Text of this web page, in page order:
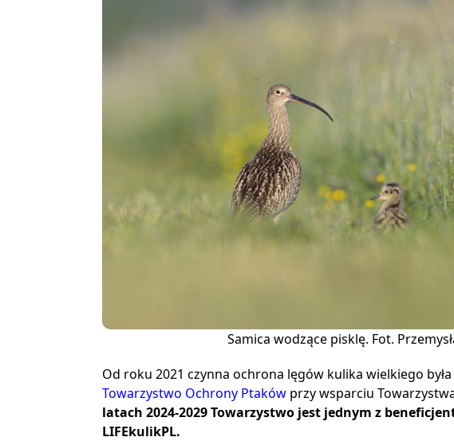
Samica wodzące pisklę. Fot.
Od roku 2021 czynna ochrona lęgów kulika wielkiego
Towarzystwo Ochrony Ptaków przy wsparciu
latach 2024-2029 Towarzystwo jest jednym z
LIFEkulikPL.